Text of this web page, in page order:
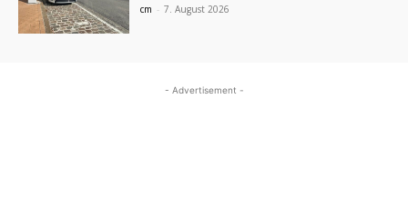
cm - 7. August 2026
- Advertisement -